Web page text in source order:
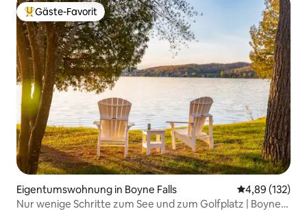
Beliebter Gäste-Favorit.
Gäste-Favorit
Eigentumswohnung in Boyne Falls
4,89 (132)
Nur wenige Schritte zum See und zum Golfplatz | Boyne